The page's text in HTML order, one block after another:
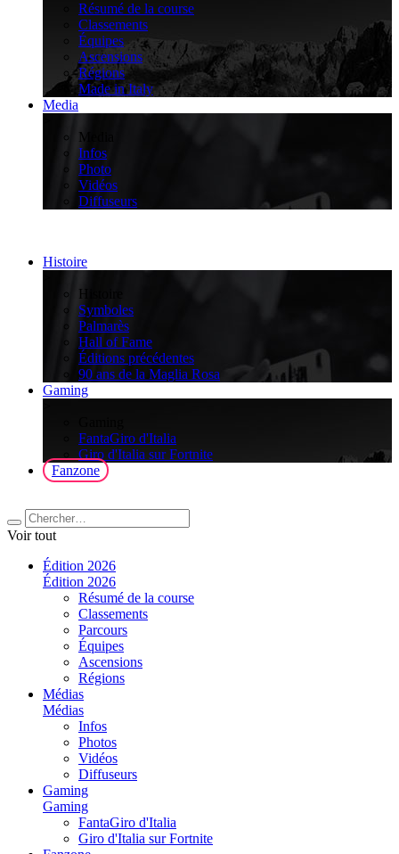
Résumé de la course
Classements
Équipes
Ascensions
Régions
Made in Italy
Media
Media
Infos
Photo
Vidéos
Diffuseurs
Histoire
Histoire
Symboles
Palmarès
Hall of Fame
Éditions précédentes
90 ans de la Maglia Rosa
Gaming
FantaGiro d'Italia
Giro d'Italia sur Fortnite
Fanzone
Voir tout
Édition 2026
Édition 2026
Résumé de la course
Classements
Parcours
Équipes
Ascensions
Régions
Médias
Médias
Infos
Photos
Vidéos
Diffuseurs
Gaming
Gaming
FantaGiro d'Italia
Giro d'Italia sur Fortnite